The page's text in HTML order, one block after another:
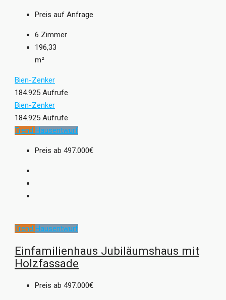
Preis auf Anfrage
6 Zimmer
196,33
m²
Bien-Zenker
184.925 Aufrufe
Bien-Zenker
184.925 Aufrufe
Trend Hausentwurf
Preis ab 497.000€
Trend Hausentwurf
Einfamilienhaus Jubiläumshaus mit
Holzfassade
Preis ab 497.000€